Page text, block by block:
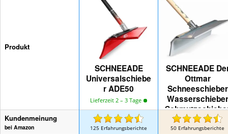
Produkt
SCHNEEADE
Universalschiebe
r ADE50
Lieferzeit 2 – 3 Tage
SCHNEEADE
Ottmar
Schneeschieber
Wasserschieber
Kundenmeinung
bei Amazon 125 Erfahrungsberichte 50 Erfahrungsberichte